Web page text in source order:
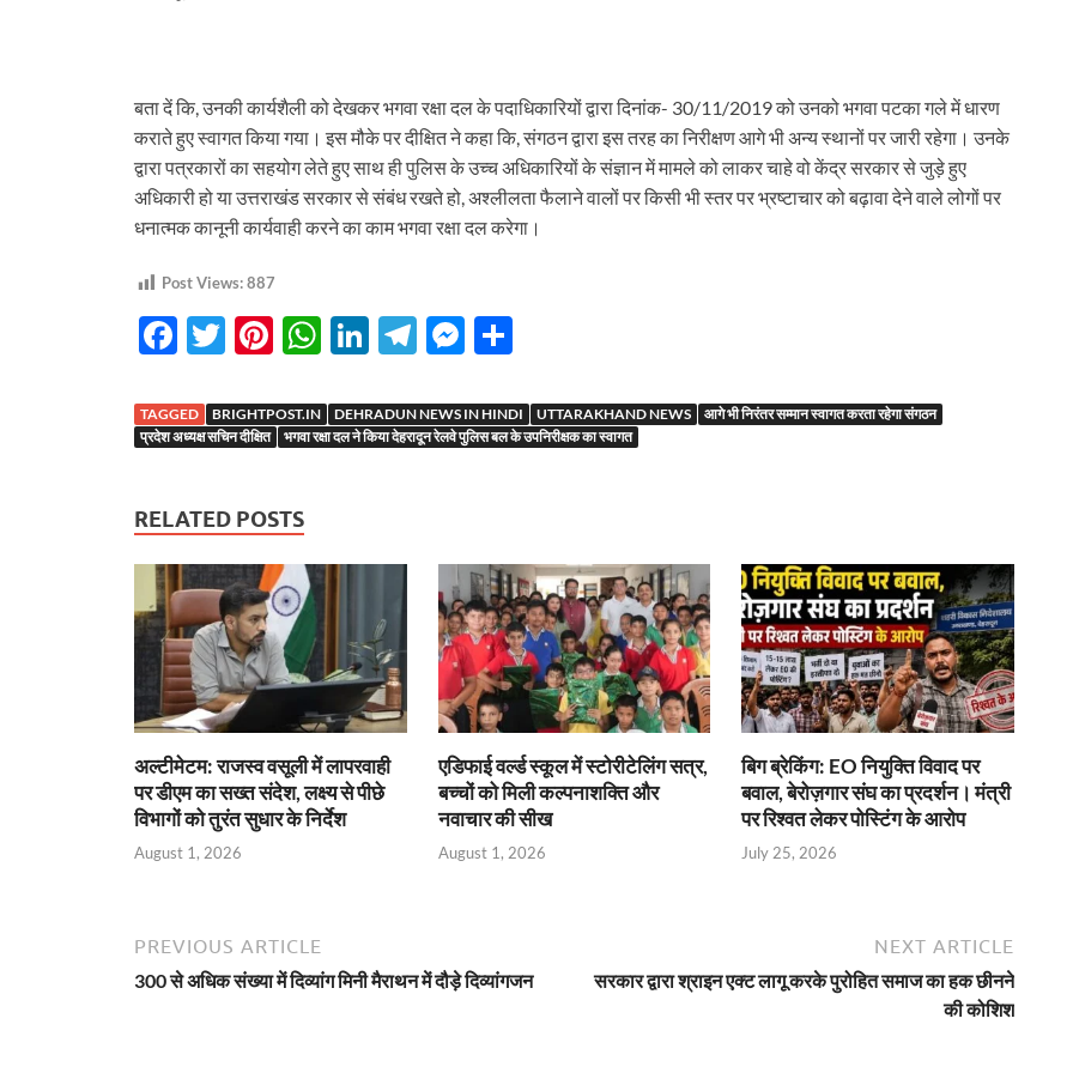
बता दें कि, उनकी कार्यशैली को देखकर भगवा रक्षा दल के पदाधिकारियों द्वारा दिनांक- 30/11/2019 को उनको भगवा पटका गले में धारण
कराते हुए स्वागत किया गया। इस मौके पर दीक्षित ने कहा कि, संगठन द्वारा इस तरह का निरीक्षण आगे भी अन्य स्थानों पर जारी रहेगा। उनके
द्वारा पत्रकारों का सहयोग लेते हुए साथ ही पुलिस के उच्च अधिकारियों के संज्ञान में मामले को लाकर चाहे वो केंद्र सरकार से जुड़े हुए
अधिकारी हो या उत्तराखंड सरकार से संबंध रखते हो, अश्लीलता फैलाने वालों पर किसी भी स्तर पर भ्रष्टाचार को बढ़ावा देने वाले लोगों पर
धनात्मक कानूनी कार्यवाही करने का काम भगवा रक्षा दल करेगा।
Post Views:887
F
e
b
o
k
T
itt
er
Pi
er
es
W
at
s
p
Li
k
e
T
e
gr
M
se
n
ar
e
TAGGED BRIGHTPOST.IN DEHRADUN NEWS IN HINDI UTTARAKHAND NEWS
आगे भी निरंतर सम्मान स्वागत करता रहेगा संगठन
प्रदेश अध्यक्ष सचिन दीक्षित
भगवा रक्षा दल ने किया देहरादून रेलवे पुलिस बल के उपनिरीक्षक का स्वागत
RELATED POSTS
अल्टीमेटम: राजस्व वसूली में लापरवाही
पर डीएम का सख्त संदेश, लक्ष्य से पीछे
विभागों को तुरंत सुधार के निर्देश
August 1, 2026
एडिफाई वर्ल्ड स्कूल में स्टोरीटेलिंग सत्र,
बच्चों को मिली कल्पनाशक्ति और
नवाचार की सीख
August 1, 2026
बिग ब्रेकिंग: EO नियुक्ति विवाद पर
बवाल, बेरोज़गार संघ का प्रदर्शन। मंत्री
पर रिश्वत लेकर पोस्टिंग के आरोप
July 25, 2026
PREVIOUS ARTICLE
300 से अधिक संख्या में दिव्यांग मिनी मैराथन में दौड़े दिव्यांगजन
NEXT ARTICLE
सरकार द्वारा श्राइन एक्ट लागू करके पुरोहित समाज का हक छीनने
की कोशिश